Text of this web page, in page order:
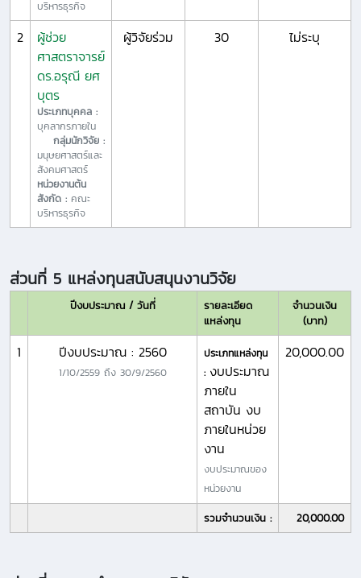
บริหารธุรกิจ
2
ผู้ช่วย
ศาสตราจารย์
ดร.อรุณี ยศ
บุตร
ประเภทบุคคล :
บุคลากรภายใน
กลุ่มนักวิจัย :
มนุษยศาสตร์และ
สังคมศาสตร์
หน่วยงานต้น
สังกัด : คณะ
บริหารธุรกิจ
ผู้วิจัยร่วม 30 ไม่ระบุ
ส่วนที่ 5 แหล่งทุนสนับสนุนงานวิจัย
ปีงบประมาณ / วันที่
รายละเอียด
แหล่งทุน
จำนวนเงิน
(บาท)
1 ปีงบประมาณ : 2560
1/10/2559ถึง 30/9/2560
ประเภทแหล่งทุน
: งบประมาณ
ภายใน
สถาบัน งบ
ภายในหน่วย
งาน
งบประมาณของ
หน่วยงาน
20,000.00
รวมจำนวนเงิน : 20,000.00